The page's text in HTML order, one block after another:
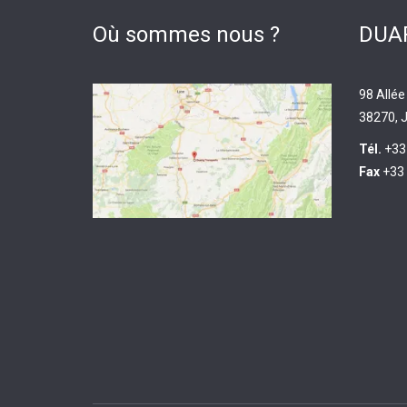
Où sommes nous ?
98 Allée
38270,
Tél.
Fax +33